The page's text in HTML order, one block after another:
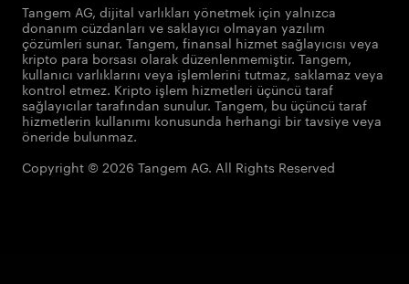
Tangem AG, dijital varlıkları yönetmek için yalnızca
donanım cüzdanları ve saklayıcı olmayan yazılım
çözümleri sunar. Tangem, finansal hizmet sağlayıcısı veya
kripto para borsası olarak düzenlenmemiştir. Tangem,
kullanıcı varlıklarını veya işlemlerini tutmaz, saklamaz veya
kontrol etmez. Kripto işlem hizmetleri üçüncü taraf
sağlayıcılar tarafından sunulur. Tangem, bu üçüncü taraf
hizmetlerin kullanımı konusunda herhangi bir tavsiye veya
öneride bulunmaz.